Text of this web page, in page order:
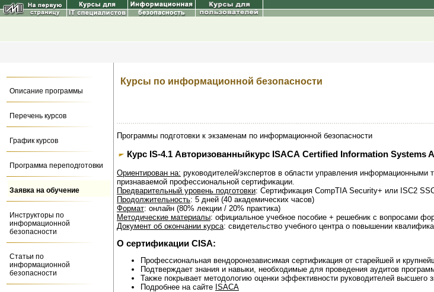
Описание программы
Перечень курсов
График курсов
Программа переподготовки
Заявка на обучение
Инструкторы по
информационной
безопасности
Статьи по
информационной
безопасности
Курсы по информационной безопасности
Программы подготовки к экзаменам по информационной безопасности
Курс IS-4.1 Авторизованныйкурс ISACA Certified Information Systems
Ориентирован на: руководителей/экспертов в области управления
признаваемой профессиональной сертификации.
Предварительный уровень подготовки: Сертификация CompTIA Security+ или ISC2
Продолжительность: 5 дней (40 академических часов)
Формат: онлайн (80% лекции / 20% практика)
Методические материалы: официальное учебное пособие + решебник с вопросами
Документ об окончании курса: свидетельство учебного центра о повышении
О сертификации CISA:
Профессиональная вендоронезависимая сертификация от старейшей и
Подтверждает знания и навыки, необходимые для проведения аудитов
Также покрывает методологию оценки эффективности руководителей
Подробнее на сайте ISACA